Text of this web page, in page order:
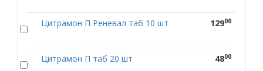
Цитрамон П Реневал таб 10 шт 12900
Цитрамон П таб 20 шт 4800